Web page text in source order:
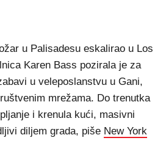
u Palisadesu eskalirao u Los
Karen Bass pozirala je za
u veleposlanstvu u Gani,
mrežama. Do trenutka
i krenula kući, masivni
diljem grada, piše New York